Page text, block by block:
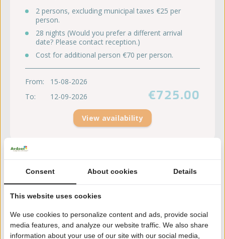
2 persons, excluding municipal taxes €25 per
person.
28 nights (Would you prefer a different arrival
date? Please contact reception.)
Cost for additional person €70 per person.
From:
15-08-2026
To:
12-09-2026 €725.00
View availability
Consent About cookies Details
This website uses cookies
We use cookies to personalize content and ads, provide social
media features, and analyze our website traffic. We also share
information about your use of our site with our social media,